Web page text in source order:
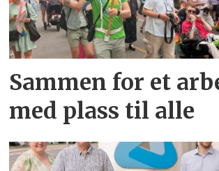
Sammen for et
med plass til alle